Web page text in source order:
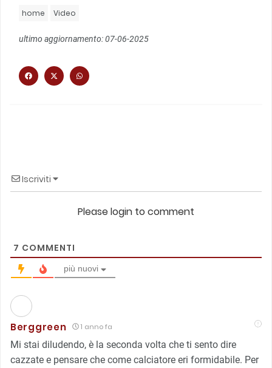
home Video
ultimo aggiornamento: 07-06-2025
Iscriviti
Please login to comment
7 COMMENTI
più nuovi
Berggreen 1 anno fa
Mi stai diludendo, è la seconda volta che ti sento dire
cazzate e pensare che come calciatore eri formidabile. Per